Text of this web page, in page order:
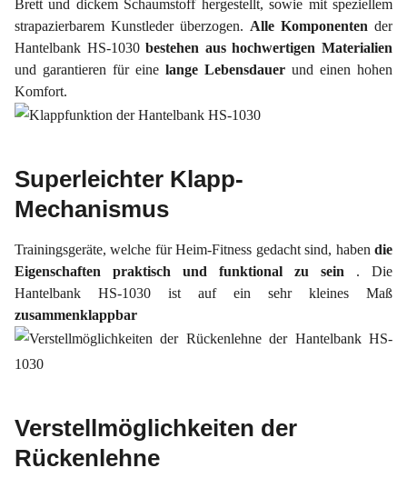
Brett und dickem Schaumstoff hergestellt, sowie mit speziellem
strapazierbarem Kunstleder überzogen. Alle Komponenten der
Hantelbank HS-1030bestehen aus hochwertigen Materialien
und garantieren für eine lange Lebensdauer und einen hohen
Komfort.
Superleichter Klapp-
Mechanismus
Trainingsgeräte, welche für Heim-Fitness gedacht sind, haben die
Eigenschaften praktisch und funktional zu sein . Die
Hantelbank HS-1030 ist auf ein sehr kleines Maß
zusammenklappbar
Verstellmöglichkeiten der
Rückenlehne